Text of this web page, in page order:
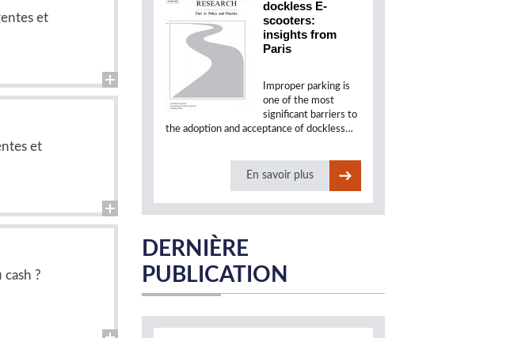
et
et
cash ?
dockless E-
scooters:
insights from
Paris
Improper parking is
one of the most
significant barriers to
the adoption and acceptance of dockless…
En savoir plus
DERNIÈRE
PUBLICATION